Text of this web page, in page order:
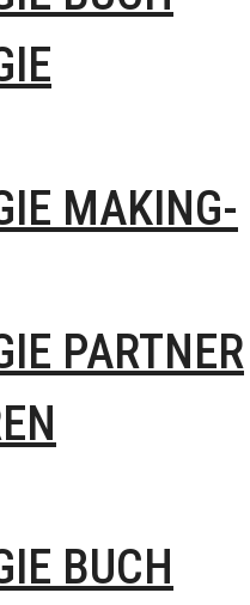
MAKING-
PARTNER
BUCH